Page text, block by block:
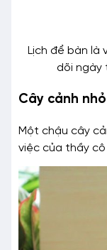
Lịch để bàn
dõi ngày
Cây cảnh
Một chậu cây
việc của thầy